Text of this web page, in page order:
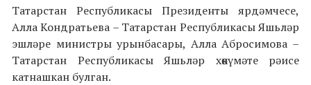
Татарстан Республикасы Президенты ярдәмчесе,
Алла Кондратьева – Татарстан Республикасы Яшьләр
эшләре министры урынбасары, Алла Абросимова –
Татарстан Республикасы Яшьләр хөкүмәте рәисе
катнашкан булган.